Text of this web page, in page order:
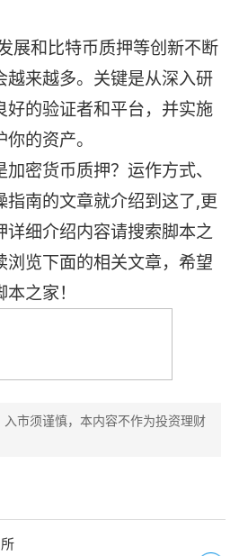
展和比特币质押等创新不断
越来越多。关键是从深入研
好的验证者和平台，并实施
的资产。
密货币质押？运作方式、
指南的文章就介绍到这了,更
详细介绍内容请搜索脚本之
浏览下面的相关文章，希望
之家！
市须谨慎，本内容不作为投资理财